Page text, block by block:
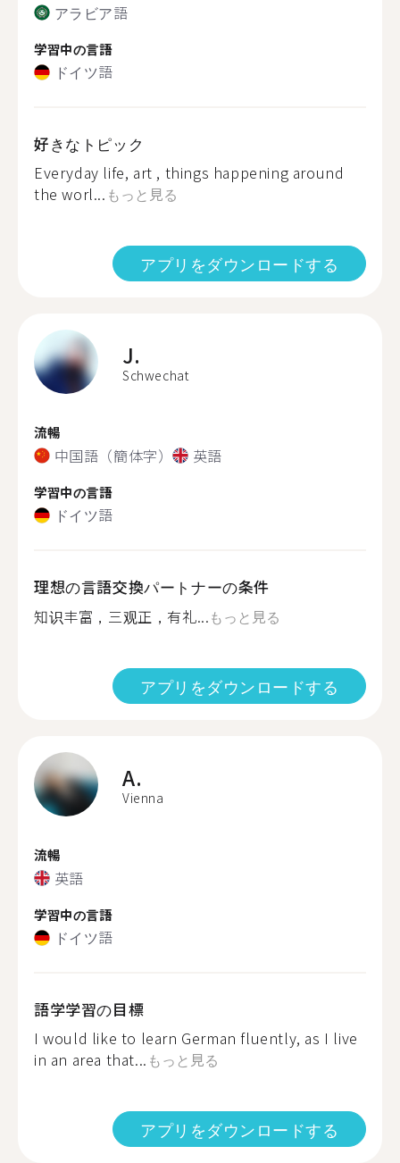
アラビア語
学習中の言語
ドイツ語
好きなトピック
Everyday life, art , things happening around
the worl... もっと見る
アプリをダウンロードする
J.
Schwechat
流暢
中国語（簡体字） 英語
学習中の言語
ドイツ語
理想の言語交換パートナーの条件
知识丰富，三观正，有礼...もっと見る
アプリをダウンロードする
A.
Vienna
流暢
英語
学習中の言語
ドイツ語
語学学習の目標
I would like to learn German fluently, as I live
in an area that... もっと見る
アプリをダウンロードする